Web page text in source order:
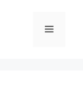
Menu